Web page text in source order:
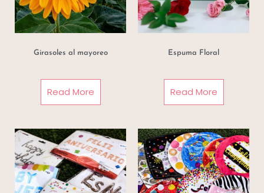
Girasoles al mayoreo
Read More
Espuma Floral
Read More